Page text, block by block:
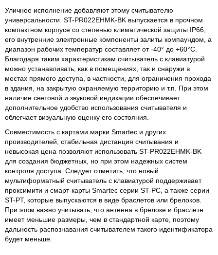
Уличное исполнение добавляют этому считывателю
универсальности. ST-PR022EHMK-BK выпускается в прочном
компактном корпусе со степенью климатической защиты IP66,
его внутренние электронные компоненты залиты компаундом, а
диапазон рабочих температур составляет от -40° до +60°С.
Благодаря таким характеристикам считыватель с клавиатурой
можно устанавливать, как в помещениях, так и снаружи в
местах прямого доступа, в частности, для ограничения прохода
в здания, на закрытую охраняемую территорию и т.п. При этом
наличие световой и звуковой индикации обеспечивает
дополнительное удобство использования считывателя и
облегчает визуальную оценку его состояния.
Совместимость с картами марки Smartec и других
производителей, стабильная дистанция считывания и
невысокая цена позволяют использовать ST-PR022EHMK-BK
для создания бюджетных, но при этом надежных систем
контроля доступа. Следует отметить, что новый
мультиформатный считыватель с клавиатурой поддерживает
проксимити и смарт-карты Smartec серии ST-PC, а также серии
ST-PT, которые выпускаются в виде браслетов или брелоков.
При этом важно учитывать, что антенна в брелоке и браслете
имеет меньшие размеры, чем в стандартной карте, поэтому
дальность распознавания считывателем такого идентификатора
будет меньше.